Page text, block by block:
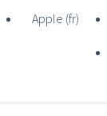
Apple (fr)